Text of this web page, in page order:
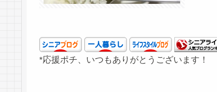
*応援ポチ、いつもありがとうございます！